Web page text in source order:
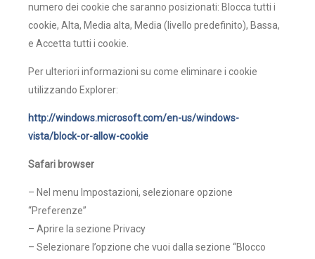
numero dei cookie che saranno posizionati: Blocca tutti i
cookie, Alta, Media alta, Media (livello predefinito), Bassa,
e Accetta tutti i cookie.
Per ulteriori informazioni su come eliminare i cookie
utilizzando Explorer:
http://windows.microsoft.com/en-us/windows-
vista/block-or-allow-cookie
Safari browser
– Nel menu Impostazioni, selezionare opzione
“Preferenze”
– Aprire la sezione Privacy
– Selezionare l’opzione che vuoi dalla sezione “Blocco